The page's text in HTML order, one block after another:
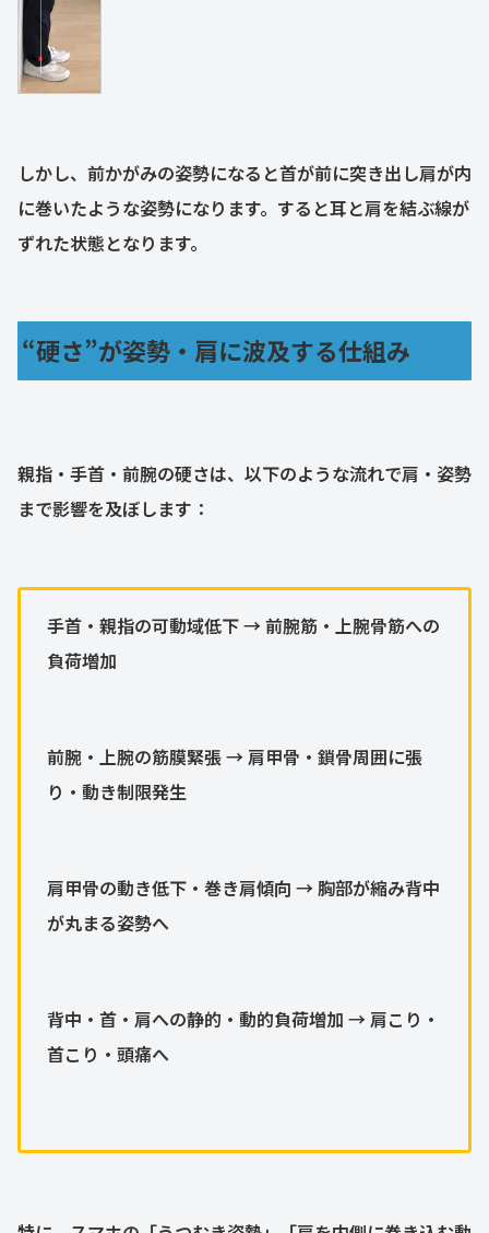
しかし、前かがみの姿勢になると首が前に突き出し肩が内
に巻いたような姿勢になります。すると耳と肩を結ぶ線が
ずれた状態となります。
“硬さ”が姿勢・肩に波及する仕組み
親指・手首・前腕の硬さは、以下のような流れで肩・姿勢
まで影響を及ぼします：
手首・親指の可動域低下 → 前腕筋・上腕骨筋への
負荷増加
前腕・上腕の筋膜緊張 → 肩甲骨・鎖骨周囲に張
り・動き制限発生
肩甲骨の動き低下・巻き肩傾向 → 胸部が縮み背中
が丸まる姿勢へ
背中・首・肩への静的・動的負荷増加 → 肩こり・
首こり・頭痛へ